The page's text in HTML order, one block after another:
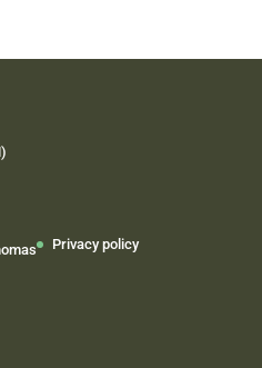
Privacy policy